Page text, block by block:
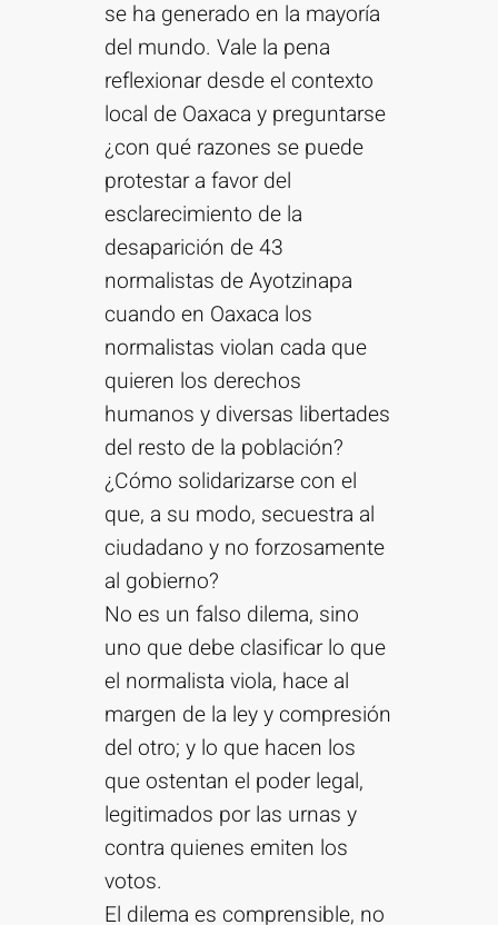
se ha generado en la mayoría
del mundo. Vale la pena
reflexionar desde el contexto
local de Oaxaca y preguntarse
¿con qué razones se puede
protestar a favor del
esclarecimiento de la
desaparición de 43
normalistas de Ayotzinapa
cuando en Oaxaca los
normalistas violan cada que
quieren los derechos
humanos y diversas libertades
del resto de la población?
¿Cómo solidarizarse con el
que, a su modo, secuestra al
ciudadano y no forzosamente
al gobierno?
No es un falso dilema, sino
uno que debe clasificar lo que
el normalista viola, hace al
margen de la ley y compresión
del otro; y lo que hacen los
que ostentan el poder legal,
legitimados por las urnas y
contra quienes emiten los
votos.
El dilema es comprensible, no